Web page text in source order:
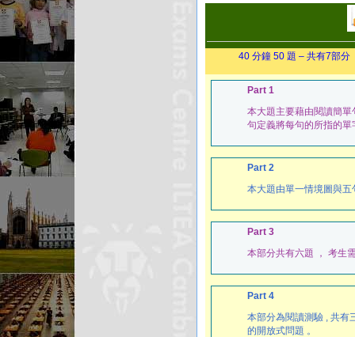
40 分鐘 50 題 – 共有7部分
Part 1
本大題主要藉由閱讀簡
句定義將每句的所指的
Part 2
本大題由單一情境圖與五
Part 3
本部分共有六題 ， 考生
Part 4
本部分為閱讀測驗 , 共有
的開放式問題 。